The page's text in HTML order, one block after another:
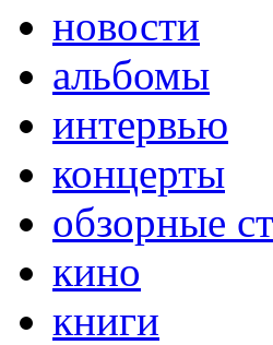
новости
альбомы
интервью
концерты
обзорные
кино
книги